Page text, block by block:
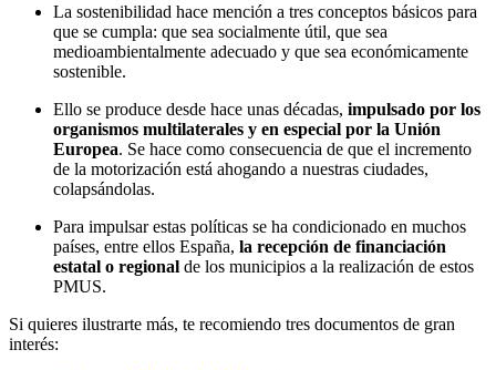
La sostenibilidad hace mención a tres conceptos básicos para
que se cumpla: que sea socialmente útil, que sea
medioambientalmente adecuado y que sea económicamente
sostenible.
Ello se produce desde hace unas décadas, impulsado por los
organismos multilaterales y en especial por la Unión
Europea. Se hace como consecuencia de que el incremento
de la motorización está ahogando a nuestras ciudades,
colapsándolas.
Para impulsar estas políticas se ha condicionado en muchos
países, entre ellos España, la recepción de financiación
estatal o regional de los municipios a la realización de estos
PMUS.
Si quieres ilustrarte más, te recomiendo tres documentos de gran
interés: